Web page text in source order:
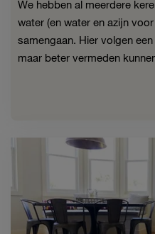
We hebben al meerdere
water (en water en azijn
samengaan. Hier volgen
maar beter vermeden